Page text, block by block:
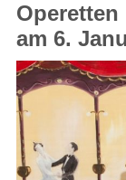
Rathaus
Natur – Kultur
Wirtschaft
Operetten
am 6.